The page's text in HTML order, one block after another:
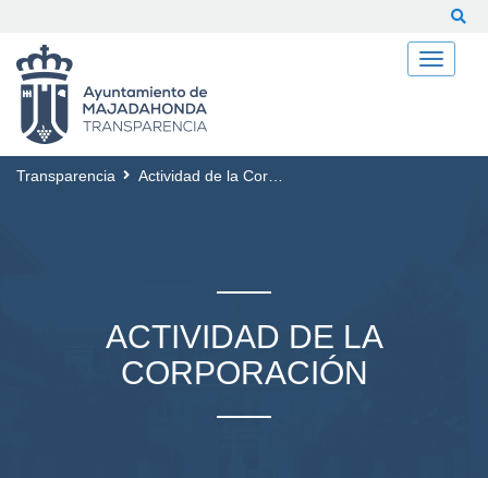
Transparencia Actividad de la Corporación
ACTIVIDAD DE LA
CORPORACIÓN